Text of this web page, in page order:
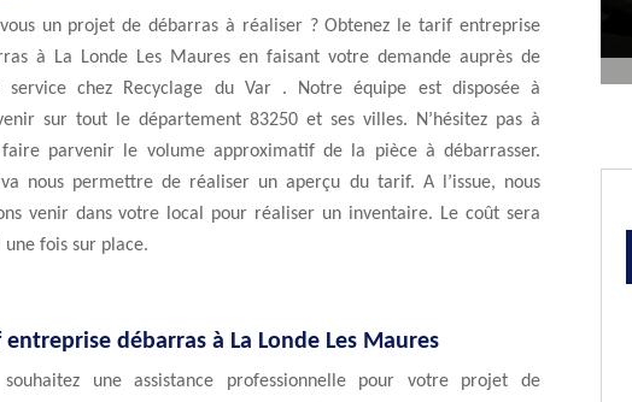
vous un projet de débarras à réaliser ? Obtenez le tarif entreprise
à La Londe Les Maures en faisant votre demande auprès de
service chez Recyclage du Var . Notre équipe est disposée à
sur tout le département 83250 et ses villes. N’hésitez pas à
faire parvenir le volume approximatif de la pièce à débarrasser.
nous permettre de réaliser un aperçu du tarif. A l’issue, nous
venir dans votre local pour réaliser un inventaire. Le coût sera
une fois sur place.
entreprise débarras à La Londe Les Maures
souhaitez une assistance professionnelle pour votre projet de